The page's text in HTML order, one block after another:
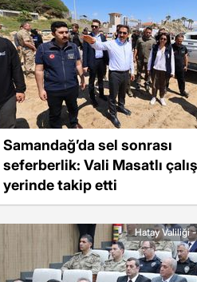
Samandağ’da sel sonrası
seferberlik: Vali Masatlı
yerinde takip etti
Hatay Valiliği